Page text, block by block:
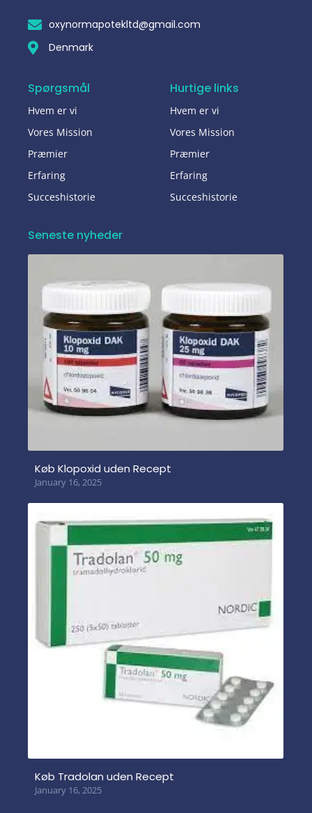
oxynormapotekltd@gmail.com
Denmark
Spørgsmål
Hvem er vi
Vores Mission
Præmier
Erfaring
Succeshistorie
Hurtige links
Hvem er vi
Vores Mission
Præmier
Erfaring
Succeshistorie
Seneste nyheder
Køb Klopoxid uden Recept
January 16, 2025
Køb Tradolan uden Recept
January 16, 2025